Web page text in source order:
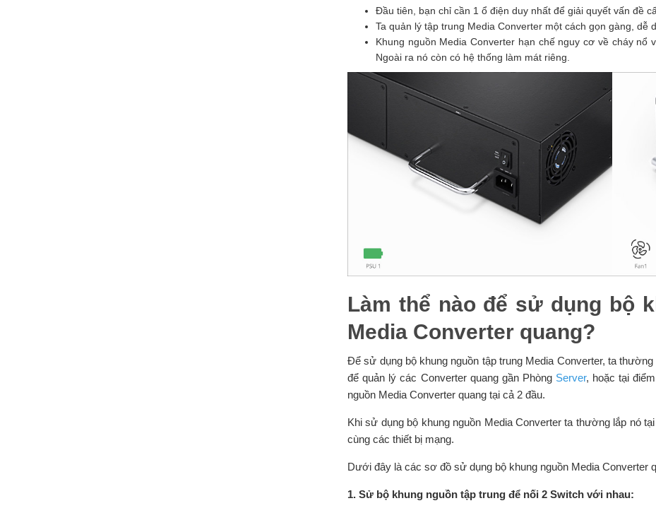
Đầu tiên, bạn chỉ cần 1 ổ điện duy nhất để giải quyết vấn đề
Ta quản lý tập trung Media Converter một cách gọn gàng, dễ
Khung nguồn Media Converter hạn chế nguy cơ về cháy nổ
Ngoài ra nó còn có hệ thống làm mát riêng.
Làm thể nào để sử dụng bộ
Media Converter quang?
Để sử dụng bộ khung nguồn tập trung Media Converter, ta
để quản lý các Converter quang gần Phòng Server, hoặc tại
nguồn Media Converter quang tại cả 2 đầu.
Khi sử dụng bộ khung nguồn Media Converter ta thường lắp nó
cùng các thiết bị mạng.
Dưới đây là các sơ đồ sử dụng bộ khung nguồn Media Converter
1. Sử bộ khung nguồn tập trung để nối 2 Switch với nhau: